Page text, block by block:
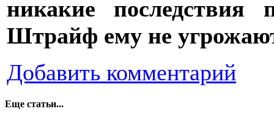
никакие
Штрайф ему не
Добавить комментарий
Еще статьи...